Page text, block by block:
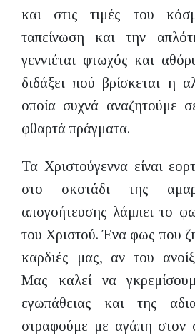
και στις τιμές του
ταπείνωση και την
γεννιέται φτωχός και
διδάξει πού βρίσκεται η
οποία συχνά αναζητούμε
φθαρτά πράγματα.
Τα Χριστούγεννα είναι
στο σκοτάδι της
απογοήτευσης λάμπει το
του Χριστού. Ένα φως που
καρδιές μας, αν του
Μας καλεί να
εγωπάθειας και της
στραφούμε με αγάπη στον